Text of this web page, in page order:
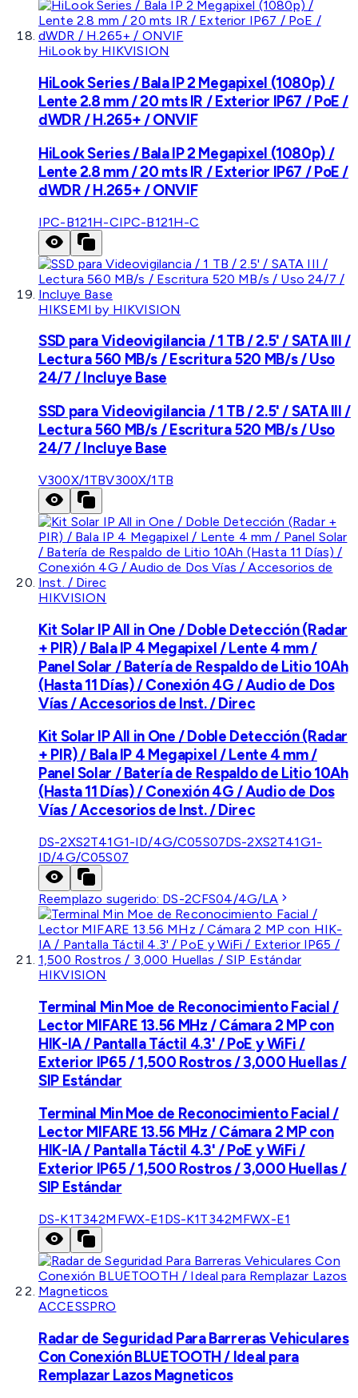
HiLook by HIKVISION
HiLook Series / Bala IP 2 Megapixel (1080p) /
Lente 2.8 mm / 20 mts IR / Exterior IP67 / PoE /
dWDR / H.265+ / ONVIF
HiLook Series / Bala IP 2 Megapixel (1080p) /
Lente 2.8 mm / 20 mts IR / Exterior IP67 / PoE /
dWDR / H.265+ / ONVIF
IPC-B121H-CIPC-B121H-C
HIKSEMI by HIKVISION
SSD para Videovigilancia / 1 TB / 2.5' / SATA III /
Lectura 560 MB/s / Escritura 520 MB/s / Uso
24/7 / Incluye Base
SSD para Videovigilancia / 1 TB / 2.5' / SATA III /
Lectura 560 MB/s / Escritura 520 MB/s / Uso
24/7 / Incluye Base
V300X/1TBV300X/1TB
HIKVISION
Kit Solar IP All in One / Doble Detección (Radar
+ PIR) / Bala IP 4 Megapixel / Lente 4 mm /
Panel Solar / Batería de Respaldo de Litio 10Ah
(Hasta 11 Días) / Conexión 4G / Audio de Dos
Vías / Accesorios de Inst. / Direc
Kit Solar IP All in One / Doble Detección (Radar
+ PIR) / Bala IP 4 Megapixel / Lente 4 mm /
Panel Solar / Batería de Respaldo de Litio 10Ah
(Hasta 11 Días) / Conexión 4G / Audio de Dos
Vías / Accesorios de Inst. / Direc
DS-2XS2T41G1-ID/4G/C05S07DS-2XS2T41G1-
ID/4G/C05S07
Reemplazo sugerido: DS-2CFS04/4G/LA
HIKVISION
Terminal Min Moe de Reconocimiento Facial /
Lector MIFARE 13.56 MHz / Cámara 2 MP con
HIK-IA / Pantalla Táctil 4.3' / PoE y WiFi /
Exterior IP65 / 1,500 Rostros / 3,000 Huellas /
SIP Estándar
Terminal Min Moe de Reconocimiento Facial /
Lector MIFARE 13.56 MHz / Cámara 2 MP con
HIK-IA / Pantalla Táctil 4.3' / PoE y WiFi /
Exterior IP65 / 1,500 Rostros / 3,000 Huellas /
SIP Estándar
DS-K1T342MFWX-E1 DS-K1T342MFWX-E1
ACCESSPRO
Radar de Seguridad Para Barreras Vehiculares
Con Conexión BLUETOOTH / Ideal para
Remplazar Lazos Magneticos